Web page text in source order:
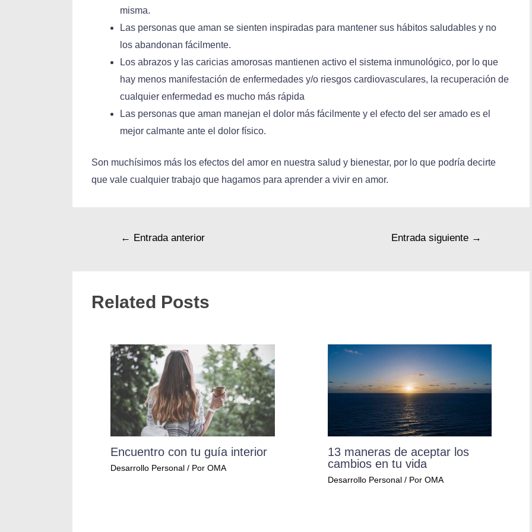
misma.
Las personas que aman se sienten inspiradas para mantener sus hábitos saludables y no
los abandonan fácilmente.
Los abrazos y las caricias amorosas mantienen activo el sistema inmunológico, por lo que
hay menos manifestación de enfermedades y/o riesgos cardiovasculares, la recuperación de
cualquier enfermedad es mucho más rápida
Las personas que aman manejan el dolor más fácilmente y el efecto del ser amado es el
mejor calmante ante el dolor físico.
Son muchísimos más los efectos del amor en nuestra salud y bienestar, por lo que podría decirte
que vale cualquier trabajo que hagamos para aprender a vivir en amor.
← Entrada anterior Entrada siguiente →
Related Posts
Encuentro con tu guía interior
Desarrollo Personal / Por OMA
13 maneras de aceptar los
cambios en tu vida
Desarrollo Personal/ Por OMA